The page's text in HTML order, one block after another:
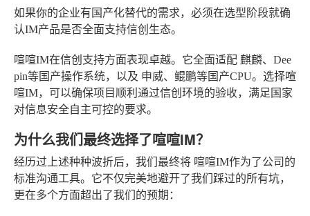
如果你的企业有国产化替代的需求，必须在选型阶段就确
认IM产品是否全面支持信创生态。
喧喧IM在信创支持方面表现卓越。它全面适配 麒麟、Dee
pin等国产操作系统，以及 申威、鲲鹏等国产CPU。选择喧
喧IM，可以确保项目顺利通过信创环境的验收，满足国家
对信息安全自主可控的要求。
为什么我们最终选择了喧喧IM？
经历过上述种种波折后，我们最终将 喧喧IM作为了公司的
标准沟通工具。它不仅完美地避开了我们踩过的所有坑，
更在多个方面超出了我们的预期：